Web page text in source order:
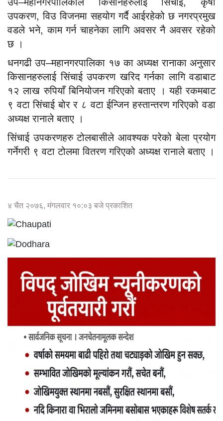
उपकरण, विउ विजनमा सहयोग गर्दै आईरहेको छ नगरप्रमुख
वडले भने, काम गर्न चाहनेका लागि अवसर नै अवसर रहेको
छ ।
धनगढी उप–महानगरपालिका १७ का अध्यक्ष रानाका अनुसार
किसानहरुलाई सिंचाई उपकरण खरिद गर्नका लागि वडाबाट
१२ लाख रुपियाँ बिनियोजन गरिएको बताए । यही रकमबाट
९ वटा सिंचाई बोर र ८ वटा ईन्जिन हस्तान्तरण गरिएको वडा
अध्यक्ष रानाले बताए ।
सिंचाई उपकरणहरु टोलबासीले आवश्यक परेको बेला प्रयोग
गर्नेगरी ९ वटा टोलमा वितरण गरिएको अध्यक्ष रानाले बताए ।
४ चैत २०७६, मंगलवार १०:०३ बजे प्रकाशित